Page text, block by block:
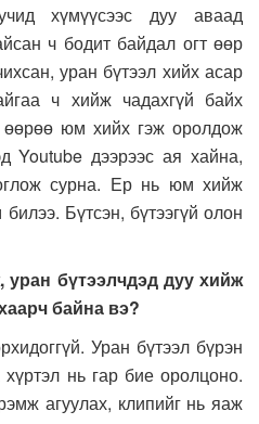
хүмүүсээс дуу аваад
ч бодит байдал огт өөр
уран бүтээл хийх асар
ч хийж чадахгүй байх
юм хийх гэж оролдож
Youtube дээрээс ая хайна,
сурна. Ер нь юм хийж
Бүтсэн, бүтээгүй олон
бүтээлчдэд дуу хийж
байна вэ?
Уран бүтээл бүрэн
нь гар бие оролцоно.
агуулах, клипийг нь яаж